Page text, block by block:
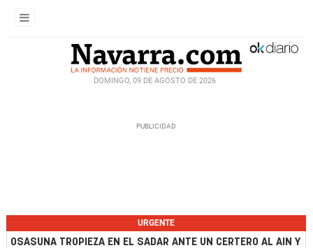
DOMINGO, 09 DE AGOSTO DE 2026
URGENTE
OSASUNA TROPIEZA EN EL SADAR ANTE UN CERTERO AL AIN Y